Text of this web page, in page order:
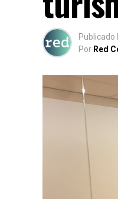
Publicado
Por Red